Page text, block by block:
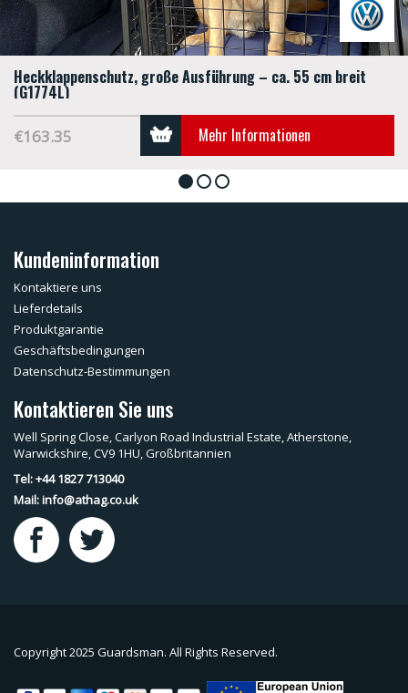
Heckklappenschutz, große Ausführung – ca. 55 cm breit
(G1774L)
€163.35 Mehr Informationen
1 2 3
Kundeninformation
Kontaktiere uns
Lieferdetails
Produktgarantie
Geschäftsbedingungen
Datenschutz-Bestimmungen
Kontaktieren Sie uns
Well Spring Close, Carlyon Road Industrial Estate, Atherstone,
Warwickshire, CV9 1HU, Großbritannien
Tel: +44 1827 713040
Mail:info@athag.co.uk
Copyright 2025 Guardsman. All Rights Reserved.